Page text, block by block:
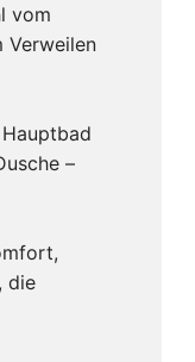
vom
Verweilen
–
die